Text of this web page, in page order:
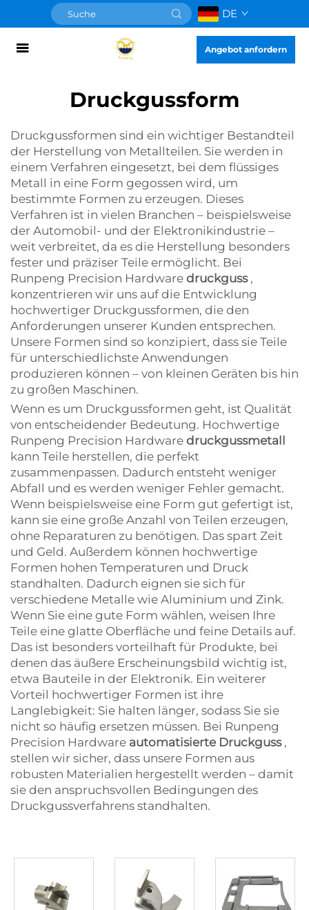
DE
Angebot anfordern
Druckgussform
Druckgussformen sind ein wichtiger Bestandteil
der Herstellung von Metallteilen. Sie werden in
einem Verfahren eingesetzt, bei dem flüssiges
Metall in eine Form gegossen wird, um
bestimmte Formen zu erzeugen. Dieses
Verfahren ist in vielen Branchen – beispielsweise
der Automobil- und der Elektronikindustrie –
weit verbreitet, da es die Herstellung besonders
fester und präziser Teile ermöglicht. Bei
Runpeng Precision Hardware druckguss ,
konzentrieren wir uns auf die Entwicklung
hochwertiger Druckgussformen, die den
Anforderungen unserer Kunden entsprechen.
Unsere Formen sind so konzipiert, dass sie Teile
für unterschiedlichste Anwendungen
produzieren können – von kleinen Geräten bis hin
zu großen Maschinen.
Wenn es um Druckgussformen geht, ist Qualität
von entscheidender Bedeutung. Hochwertige
Runpeng Precision Hardware druckgussmetall
kann Teile herstellen, die perfekt
zusammenpassen. Dadurch entsteht weniger
Abfall und es werden weniger Fehler gemacht.
Wenn beispielsweise eine Form gut gefertigt ist,
kann sie eine große Anzahl von Teilen erzeugen,
ohne Reparaturen zu benötigen. Das spart Zeit
und Geld. Außerdem können hochwertige
Formen hohen Temperaturen und Druck
standhalten. Dadurch eignen sie sich für
verschiedene Metalle wie Aluminium und Zink.
Wenn Sie eine gute Form wählen, weisen Ihre
Teile eine glatte Oberfläche und feine Details auf.
Das ist besonders vorteilhaft für Produkte, bei
denen das äußere Erscheinungsbild wichtig ist,
etwa Bauteile in der Elektronik. Ein weiterer
Vorteil hochwertiger Formen ist ihre
Langlebigkeit: Sie halten länger, sodass Sie sie
nicht so häufig ersetzen müssen. Bei Runpeng
Precision Hardware automatisierte Druckguss ,
stellen wir sicher, dass unsere Formen aus
robusten Materialien hergestellt werden – damit
sie den anspruchsvollen Bedingungen des
Druckgussverfahrens standhalten.